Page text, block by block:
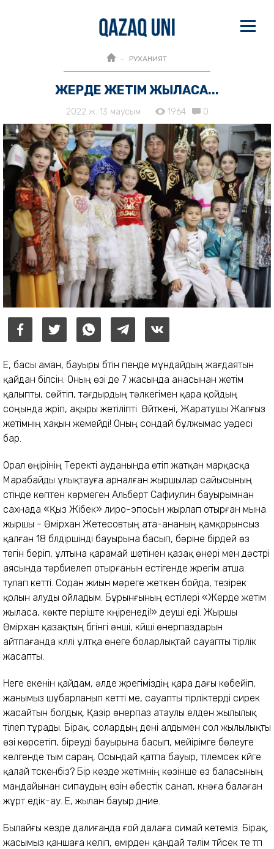
РУХАНИЯТ
ЖЕРДЕ ЖЕТІМ ЖЫЛАСА...
2022 ж. 13 маусым 1964 0
Е, басы аман, бауыры бүтін пенде мұндайдың жағдаятын
қайдан білсін. Оның өзі де 7 жасында анасынан жетім
қалыпты, сөйтіп, тағдырдың тәлкегімен қара қойдың
соңында жүріп, ақыры жетіліпті. Өйткені, Жаратушы Жалғыз
жетімнің хақын жемейді! Оның сондай бұлжымас уәдесі
бар.
Орал өңірінің Теректі ауданында өтіп жатқан марқасқа
Марабайды ұлықтауға арналған жыршылар сайысының
үстінде көптен көрмеген Альберт Сафиулин бауырымнан
сахнада «Қыз Жібек» лиро-эпосын жырлап отырған мына
жыршы - Өмірхан Жетесовтың ата-ананың қамқорынсыз
қалған 18 бүлдіршінді бауырына басып, бәріне бірдей өз
тегін беріп, ұлтына қарамай шетінен қазақ өнері мен дәстүрі
аясында тәрбиелеп отырғанын естігенде жүрегім атша
тулап кетті. Содан жиын мәреге жеткен бойда, тезірек
қолын алуды ойладым. Бұрынғының естілері «Жерде жетім
жыласа, көкте періште күңіренеді!» деуші еді. Жыршы
Өмірхан қазақтың бүгінгі әнші, күйші өнерпаздарын
айтпағанда күллі ұлтқа өнеге боларлықтай сауапты тірлік
жасапты.
Неге екенін қайдам, әлде жүрегіміздің қара дағы көбейіп,
жанымыз шұбарланып кетті ме, сауапты тірліктерді сирек
жасайтын болдық. Қазір өнерпаз атаулы елден жылылық
тілеп тұрады. Бірақ, солардың дені алдымен сол жылылықты
өзі көрсетіп, біреуді бауырына басып, мейірімге бөлеуге
келгенде тым сараң. Осындай қатпа бауыр, тілемсек күйге
қалай түскенбіз? Бір кезде жетімнің көзінше өз баласының
маңдайынан сипаудың өзін әбестік санап, күнәға балаған
жұрт едік-ау. Е, жылан бауыр дүние.
Былайғы кезде далиғанда ғой далаға симай кетеміз. Бірақ,
жасымыз қаншаға келіп, өмірден қандай тәлім түйсек те түп